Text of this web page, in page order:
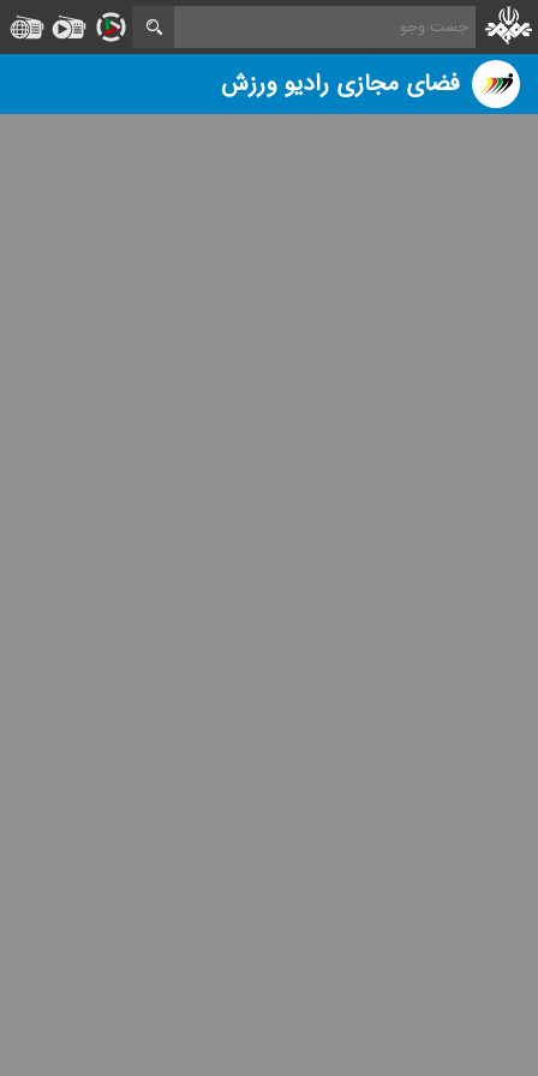
فضای مجازی رادیو ورزش